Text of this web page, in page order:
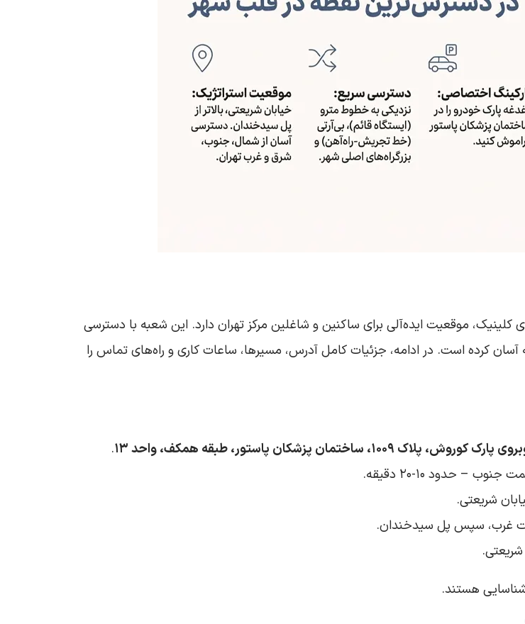
موقعیت ایده‌آلی برای ساکنین و شاغلین مرکز تهران دارد. این شعبه با دسترسی
آسان کرده است. در ادامه، جزئیات کامل آدرس، مسیرها، ساعات کاری و راه‌های تماس را
پزشکان پاستور، طبقه همکف، واحد ۱۳
.
– حدود ۱۰-۲۰ دقیقه.
شریعتی.
سمت غرب، سپس پل سیدخندان.
هستند.